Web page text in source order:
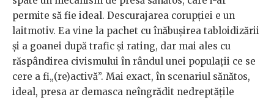
permite să fie ideal. Descurajarea corupţiei e un
laitmotiv. Ea vine la pachet cu înăbușirea tabloidizării
și a goanei după trafic și rating, dar mai ales cu
răspândirea civismului în rândul unei populații ce se
cere a fi„(re)activă”. Mai exact, în scenariul sănătos,
ideal, presa ar demasca neîngrădit nedreptăţile